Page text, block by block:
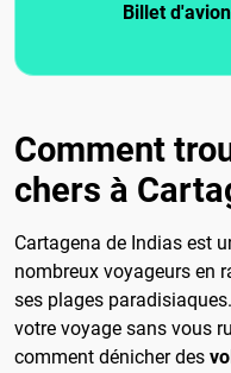
Billet
Comment
chers à
Cartagena de Indias est
nombreux voyageurs en
ses plages
votre voyage sans vous
comment dénicher des